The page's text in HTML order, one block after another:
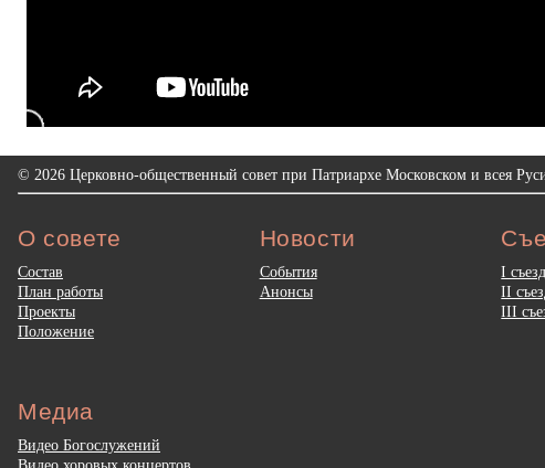
© 2026 Церковно-общественный совет при Патриархе Московском и всея
О совете
Состав
План работы
Проекты
Положение
Новости
События
Анонсы
I съезд
II
III
Медиа
Видео Богослужений